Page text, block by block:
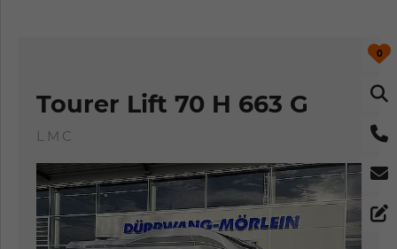
0
Tourer Lift 70 H 663 G
LMC